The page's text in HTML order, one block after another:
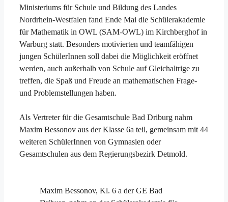
Ministeriums für Schule und Bildung des Landes
Nordrhein-Westfalen fand Ende Mai die Schülerakademie
für Mathematik in OWL (SAM-OWL) im Kirchberghof in
Warburg statt. Besonders motivierten und teamfähigen
jungen SchülerInnen soll dabei die Möglichkeit eröffnet
werden, auch außerhalb von Schule auf Gleichaltrige zu
treffen, die Spaß und Freude an mathematischen Frage-
und Problemstellungen haben.
Als Vertreter für die Gesamtschule Bad Driburg nahm
Maxim Bessonov aus der Klasse 6a teil, gemeinsam mit 44
weiteren SchülerInnen von Gymnasien oder
Gesamtschulen aus dem Regierungsbezirk Detmold.
Maxim Bessonov, Kl. 6 a der GE Bad